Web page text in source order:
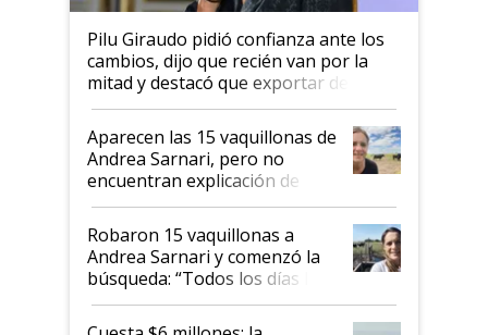
Pilu Giraudo pidió confianza ante los
cambios, dijo que recién van por la
mitad y destacó que exportar dejó de
ser "para unos pocos": "Tenemos un
mandato muy claro del gobierno
nacional"
Aparecen las 15 vaquillonas de
Andrea Sarnari, pero no
encuentran explicación de
cómo llegaron allí
Robaron 15 vaquillonas a
Andrea Sarnari y comenzó la
búsqueda: “Todos los días le
toca a algún productor”